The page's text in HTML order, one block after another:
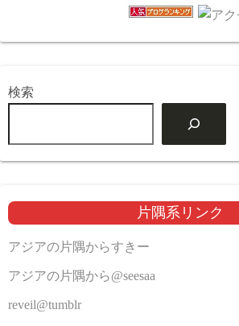
検索
片隅系リンク
アジアの片隅からすきー
アジアの片隅から@seesaa
reveil@tumblr